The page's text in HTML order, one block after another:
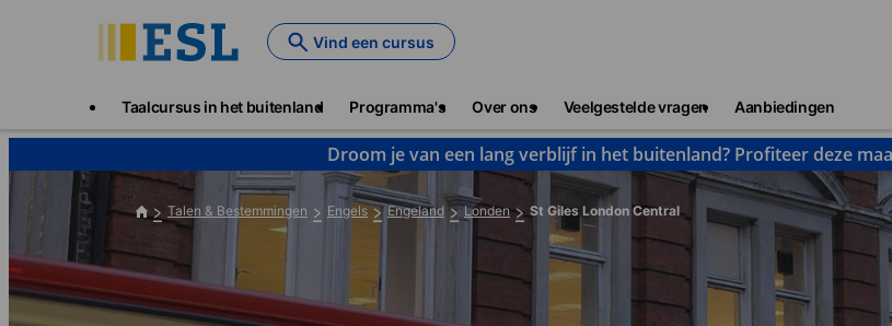
Vind een cursus
Taalcursus in het buitenland Programma's Over ons Veelgestelde vragen Aanbiedingen
Droom je van een lang verblijf in het buitenland? Profiteer deze
Talen & Bestemmingen Engels Engeland Londen St Giles London Central